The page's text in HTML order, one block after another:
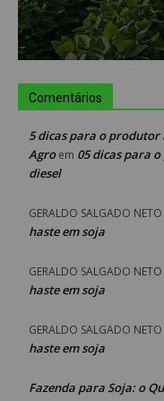
Comentários
5 dicas para o produtor
Agroem 05 dicas para
diesel
GERALDO SALGADO NETO
haste em soja
GERALDO SALGADO NETO
haste em soja
GERALDO SALGADO NETO
haste em soja
Fazenda para Soja: o